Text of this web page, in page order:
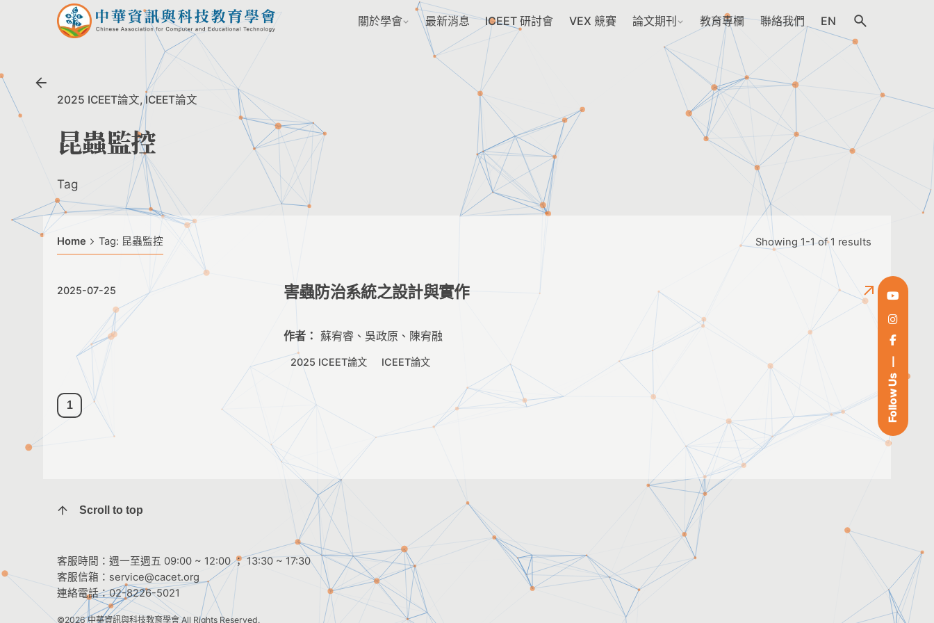
Follow Us
關於學會 最新消息 ICEET 研討會 VEX 競賽 論文期刊 教育專欄 聯絡我們 EN
2025 ICEET論文 ICEET論文
昆蟲監控
Tag
Home Tag: 昆蟲監控 Showing 1-1 of 1 results
2025-07-25 害蟲防治系統之設計與實作
作者： 蘇宥睿、吳政原、陳宥融
2025 ICEET論文 ICEET論文
1
Scroll to top
客服時間：週一至週五 09:00 ~ 12:00 ； 13:30 ~ 17:30
客服信箱： service@cacet.org
連絡電話：02-8226-5021
©2026中華資訊與科技教育學會All Rights Reserved.